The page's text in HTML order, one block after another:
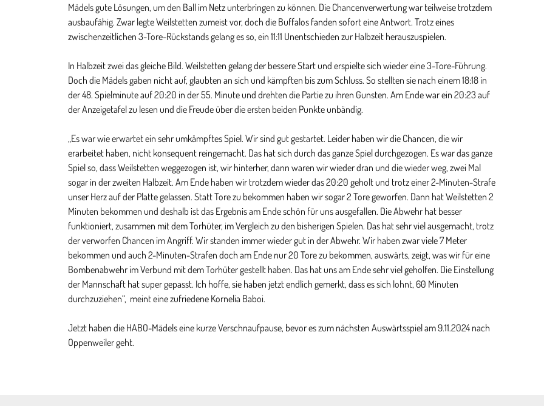
Mädels gute Lösungen, um den Ball im Netz unterbringen zu können. Die Chancenverwertung war teilweise trotzdem
ausbaufähig. Zwar legte Weilstetten zumeist vor, doch die Buffalos fanden sofort eine Antwort. Trotz eines
zwischenzeitlichen 3-Tore-Rückstands gelang es so, ein 11:11 Unentschieden zur Halbzeit herauszuspielen.
In Halbzeit zwei das gleiche Bild. Weilstetten gelang der bessere Start und erspielte sich wieder eine 3-Tore-Führung.
Doch die Mädels gaben nicht auf, glaubten an sich und kämpften bis zum Schluss. So stellten sie nach einem 18:18 in
der 48. Spielminute auf 20:20 in der 55. Minute und drehten die Partie zu ihren Gunsten. Am Ende war ein 20:23 auf
der Anzeigetafel zu lesen und die Freude über die ersten beiden Punkte unbändig.
„Es war wie erwartet ein sehr umkämpftes Spiel. Wir sind gut gestartet. Leider haben wir die Chancen, die wir
erarbeitet haben, nicht konsequent reingemacht. Das hat sich durch das ganze Spiel durchgezogen. Es war das ganze
Spiel so, dass Weilstetten weggezogen ist, wir hinterher, dann waren wir wieder dran und die wieder weg, zwei Mal
sogar in der zweiten Halbzeit. Am Ende haben wir trotzdem wieder das 20:20 geholt und trotz einer 2-Minuten-Strafe
unser Herz auf der Platte gelassen. Statt Tore zu bekommen haben wir sogar 2 Tore geworfen. Dann hat Weilstetten 2
Minuten bekommen und deshalb ist das Ergebnis am Ende schön für uns ausgefallen. Die Abwehr hat besser
funktioniert, zusammen mit dem Torhüter, im Vergleich zu den bisherigen Spielen. Das hat sehr viel ausgemacht, trotz
der verworfen Chancen im Angriff. Wir standen immer wieder gut in der Abwehr. Wir haben zwar viele 7 Meter
bekommen und auch 2-Minuten-Strafen doch am Ende nur 20 Tore zu bekommen, auswärts, zeigt, was wir für eine
Bombenabwehr im Verbund mit dem Torhüter gestellt haben. Das hat uns am Ende sehr viel geholfen. Die Einstellung
der Mannschaft hat super gepasst. Ich hoffe, sie haben jetzt endlich gemerkt, dass es sich lohnt, 60 Minuten
durchzuziehen“, meint eine zufriedene Kornelia Baboi.
Jetzt haben die HABO-Mädels eine kurze Verschnaufpause, bevor es zum nächsten Auswärtsspiel am 9.11.2024 nach
Oppenweiler geht.